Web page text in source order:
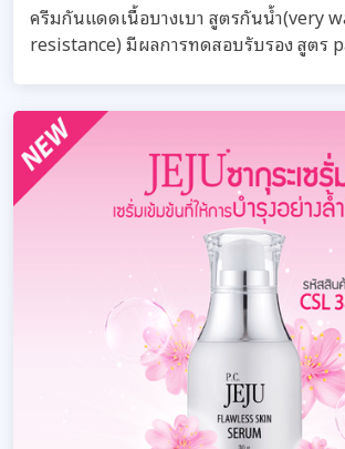
ครีมกันแดดเนื้อบางเบา สูตรกันน้ำ(very
resistance) มีผลการทดสอบรับรอง สูตร